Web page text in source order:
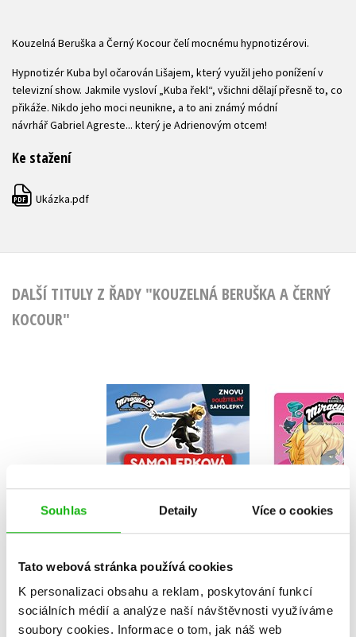
Souhlas Detaily Více o cookies
Tato webová stránka používá cookies
K personalizaci obsahu a reklam, poskytování funkcí
sociálních médií a analýze naší návštěvnosti využíváme
soubory cookies. Informace o tom, jak náš web
Kouzelná Beruška a Černý Kocour čelí mocnému hypnotizérovi.
Hypnotizér Kuba byl očarován Lišajem, který využil jeho ponížení v
televizní show. Jakmile vysloví „Kuba řekl“, všichni dělají přesně to, co
přikáže. Nikdo jeho moci neunikne, a to ani známý módní
návrhář Gabriel Agreste... který je Adrienovým otcem!
Ke stažení
PDF Ukázka.pdf
DALŠÍ TITULY Z ŘADY "KOUZELNÁ BERUŠKA A ČERNÝ
KOCOUR"
Kouzelná Beruška a
Černý kocour -
Samolepková
zábava
Kolektiv
Kouzelná
Černý
Komiksové